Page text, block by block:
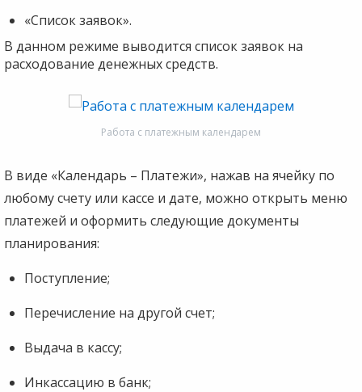
«Список заявок».
В данном режиме выводится список заявок на
расходование денежных средств.
Работа с платежным календарем
В виде «Календарь – Платежи», нажав на ячейку по
любому счету или кассе и дате, можно открыть меню
платежей и оформить следующие документы
планирования:
Поступление;
Перечисление на другой счет;
Выдача в кассу;
Инкассацию в банк;